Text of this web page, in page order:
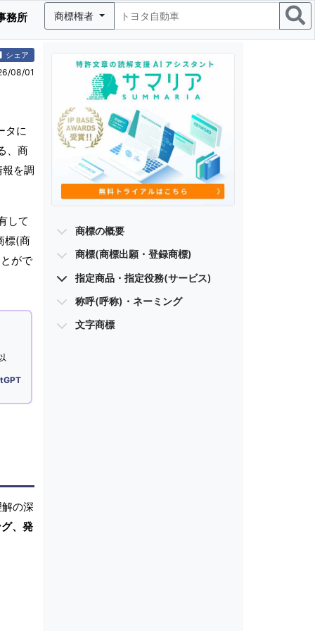
務所 商標権者
シェア
08/01
タに
、商
を調
して
標(商
がで
の深
、発
商標の概要
商標(商標出願・登録商標)
指定商品・指定役務(サービス)
称呼(呼称)・ネーミング
文字商標